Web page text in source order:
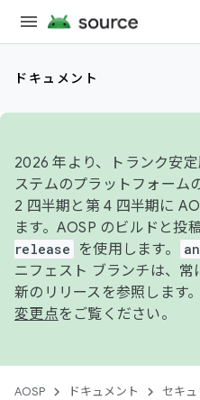
ドキュメント
2026 年より、トランク安
ステムのプラットフォーム
2 四半期と第 4 四半期に
ます。AOSP のビルドと投稿
release
を使用します。
ニフェスト ブランチは、
新のリリースを参照します
変更点をご覧ください。
AOSP ドキュメント セキュ